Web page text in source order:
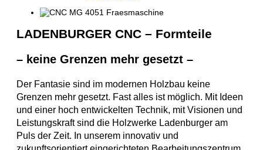
LADENBURGER CNC – Formteile
– keine Grenzen mehr gesetzt –
Der Fantasie sind im modernen Holzbau keine
Grenzen mehr gesetzt. Fast alles ist möglich. Mit Ideen
und einer hoch entwickelten Technik, mit Visionen und
Leistungskraft sind die Holzwerke Ladenburger am
Puls der Zeit. In unserem innovativ und